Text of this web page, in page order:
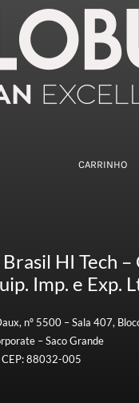
CARRINHO
HI Tech –
Imp. e Exp.
nº 5500 – Sala 407,
– Saco Grande
CEP: 88032-005